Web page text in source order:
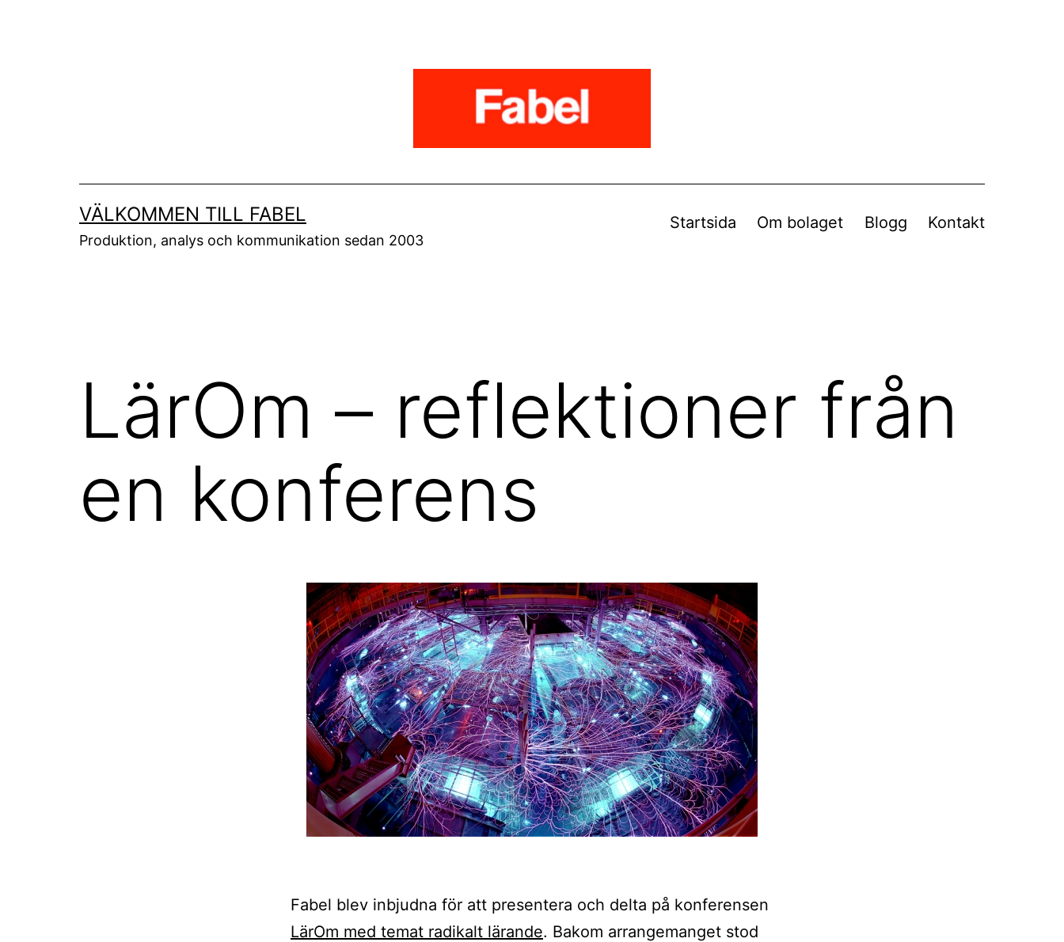
VÄLKOMMEN TILL FABEL
Produktion, analys och kommunikation sedan 2003
Startsida Om bolaget Blogg Kontakt
LärOm – reflektioner från
en konferens
Fabel blev inbjudna för att presentera och delta på konferensen
LärOm med temat radikalt lärande. Bakom arrangemanget stod